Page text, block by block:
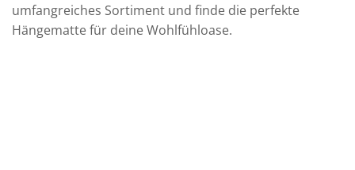
umfangreiches Sortiment und finde die perfekte
Hängematte für deine Wohlfühloase.